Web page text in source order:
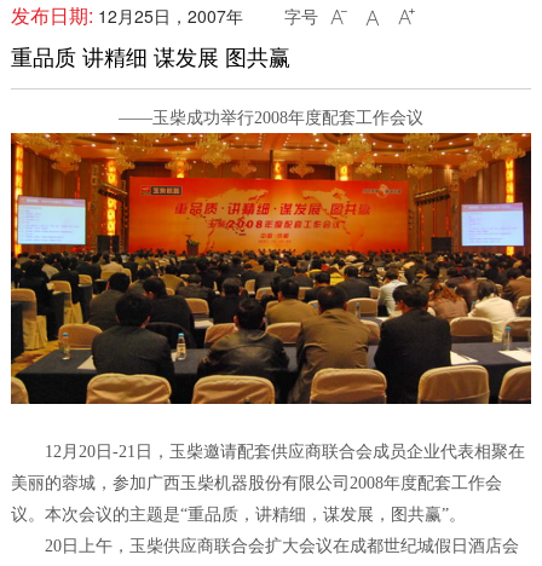
发布日期: 12月25日，2007年 字号   
重品质 讲精细 谋发展 图共赢
——玉柴成功举行2008年度配套工作会议
12月20日-21日，玉柴邀请配套供应商联合会成员企业代表相聚在
美丽的蓉城，参加广西玉柴机器股份有限公司2008年度配套工作会
议。本次会议的主题是“重品质，讲精细，谋发展，图共赢”。
20日上午，玉柴供应商联合会扩大会议在成都世纪城假日酒店会